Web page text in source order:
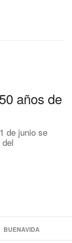
años de
de junio se
BUENAVIDA